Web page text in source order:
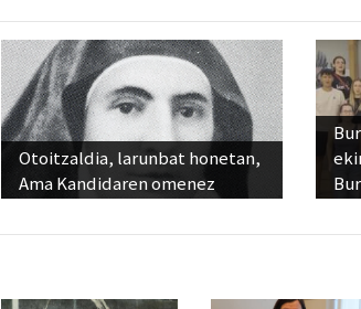
Otoitzaldia, larunbat honetan,
Ama Kandidaren omenez